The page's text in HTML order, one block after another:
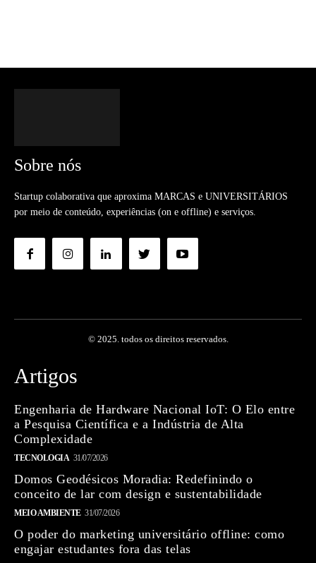
Sobre nós
Startup colaborativa que aproxima MARCAS e UNIVERSITÁRIOS
por meio de conteúdo, experiências (on e offline) e serviços.
© 2025. todos os direitos reservados.
Artigos
Engenharia de Hardware Nacional IoT: O Elo entre
a Pesquisa Científica e a Indústria de Alta
Complexidade
TECNOLOGIA 31/07/2026
Domos Geodésicos Moradia: Redefinindo o
conceito de lar com design e sustentabilidade
MEIO AMBIENTE 31/07/2026
O poder do marketing universitário offline: como
engajar estudantes fora das telas